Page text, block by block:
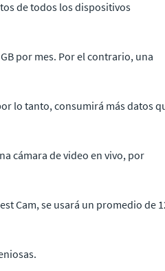
de todos los dispositivos
por mes. Por el contrario, una
lo tanto, consumirá más datos
cámara de video en vivo, por
Cam, se usará un promedio de